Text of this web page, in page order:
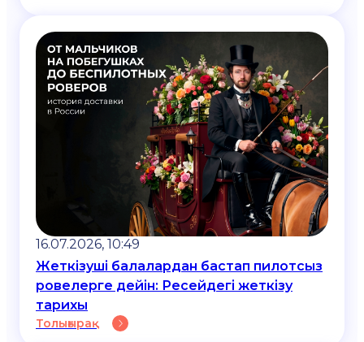
16.07.2026, 10:49
Жеткізуші балалардан бастап пилотсыз
ровелерге дейін: Ресейдегі жеткізу
тарихы
Толығырақ